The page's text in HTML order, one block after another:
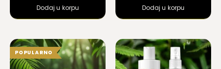
Dodaj u korpu Dodaj u korpu
POPULARNO